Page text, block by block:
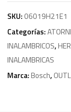
SKU:06019H21E1
Categorías:
INALAMBRICOS,
INALAMBRICAS
Marca:Bosch,